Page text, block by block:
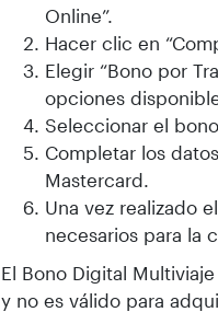
Online”.
Hacer clic en
Elegir “Bono por
opciones
Seleccionar el
Completar los
Mastercard.
Una vez realizado
necesarios para la
El Bono Digital
y no es válido para